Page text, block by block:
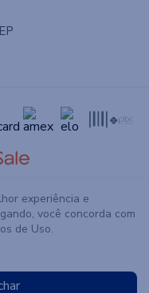
Teka Tecelagem
0001-55. R. Paulo
CEP 89052-900
experiência e
você concorda com
de Uso.